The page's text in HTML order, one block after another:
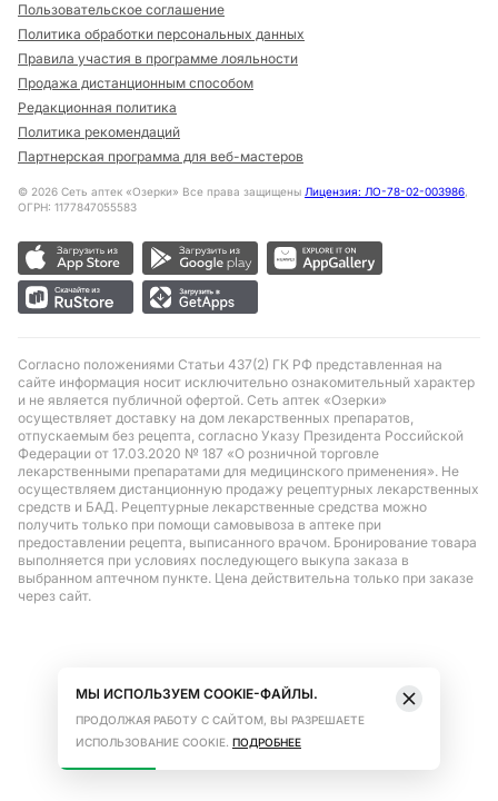
Пользовательское соглашение
Политика обработки персональных данных
Правила участия в программе лояльности
Продажа дистанционным способом
Редакционная политика
Политика рекомендаций
Партнерская программа для веб-мастеров
© 2026 Сеть аптек «Озерки» Все права защищены Лицензия: ЛО-78-02-003986,
ОГРН: 1177847055583
Согласно положениями Статьи 437(2) ГК РФ представленная на
сайте информация носит исключительно ознакомительный характер
и не является публичной офертой. Сеть аптек «Озерки»
осуществляет доставку на дом лекарственных препаратов,
отпускаемым без рецепта, согласно Указу Президента Российской
Федерации от 17.03.2020 № 187 «О розничной торговле
лекарственными препаратами для медицинского применения». Не
осуществляем дистанционную продажу рецептурных лекарственных
средств и БАД. Рецептурные лекарственные средства можно
получить только при помощи самовывоза в аптеке при
предоставлении рецепта, выписанного врачом. Бронирование товара
выполняется при условиях последующего выкупа заказа в
выбранном аптечном пункте. Цена действительна только при заказе
через сайт.
МЫ ИСПОЛЬЗУЕМ COOKIE-ФАЙЛЫ.
ПРОДОЛЖАЯ РАБОТУ С САЙТОМ, ВЫ РАЗРЕШАЕТЕ
ИСПОЛЬЗОВАНИЕ COOKIE. ПОДРОБНЕЕ